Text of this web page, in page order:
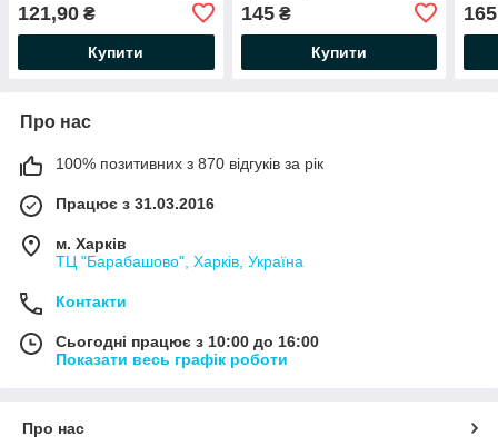
121,90 ₴
Купити
Ø85мм білий матовий
145₴
Купити
Про нас
100% позитивних з 870 відгуків за рік
Працює з 31.03.2016
м. Харків
ТЦ "Барабашово", Харків, Україна
Контакти
Сьогодні працює з 10:00 до 16:00
Показати весь графік роботи
Про нас